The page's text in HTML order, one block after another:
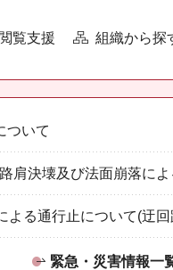
閲覧支援 組織から探
ついて
肩決壊及び法面崩落に
よる通行止について(迂
緊急・災害情報一